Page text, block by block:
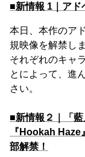
■新情報 1｜アド
本日、本作のア
規映像を解禁し
それぞれのキャ
とによって、進
さい。
■新情報２｜「
『Hookah
部解禁！